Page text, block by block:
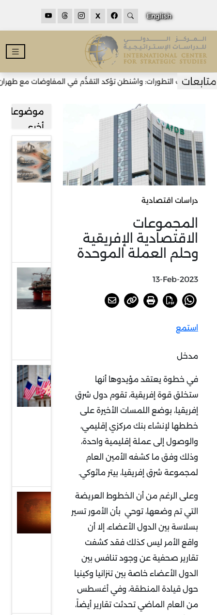
English
X
أحدث التطورات: واشنطن تؤكد التقدُّم في المفاوضات مع طهران وتأمل
دراسات اقتصادية
المجموعات
الاقتصادية الإفريقية
وحلم العملة الموحدة
13-Feb-2023
استمع
مدخل
في خطوة يعتقد مؤيدوها أنها
ستخلق قوة إفريقية، تقوم دول شرق
إفريقيا، بوضع اللمسات الأخيرة على
خططها لإنشاء بنك مركزي إقليمي،
والوصول إلى عملة إقليمية واحدة،
وذلك وفق ما كشفه الأمين العام
لمجموعة شرق إفريقيا، بيتر ماثوكي.
وعلى الرغم من أن الخطوط العريضة
التي تم وضعها، توحي بأن الأمور تسير
بسلاسة بين الدول الأعضاء، إلا أن
واقع الأمر ليس كذلك فقد كشفت
تقارير صحفية عن وجود تنافس بين
الدول الأعضاء خاصة بين تنزانيا وكينيا
حول قيادة المنطقة، وفي أغسطس
من العام الماضي تحدثت تقارير أيضاً،
موضوعات
أخرى
إغلاق
مضيق
الطاقة
عالميًا
بنك ..
إفلاس
مصرفي
أمريكي
بتداعيات
عالمية
ممر الهند
العربي
المتوسطي
.. خط
للتبادل
التجاري
العابر
للقارات (2)